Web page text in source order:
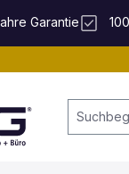
Garantie